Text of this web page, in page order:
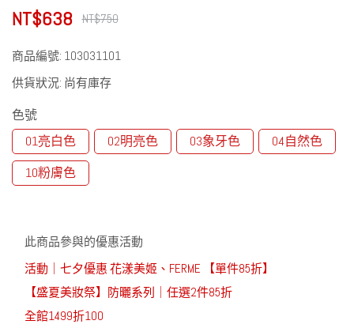
NT$638 NT$750
商品編號: 103031101
供貨狀況: 尚有庫存
色號
01亮白色
02明亮色 03象牙色
04自然色
10粉膚色
此商品參與的優惠活動
活動｜七夕優惠 花漾美姬、FERME 【單件85折】
【盛夏美妝祭】防曬系列｜任選2件85折
全館1499折100